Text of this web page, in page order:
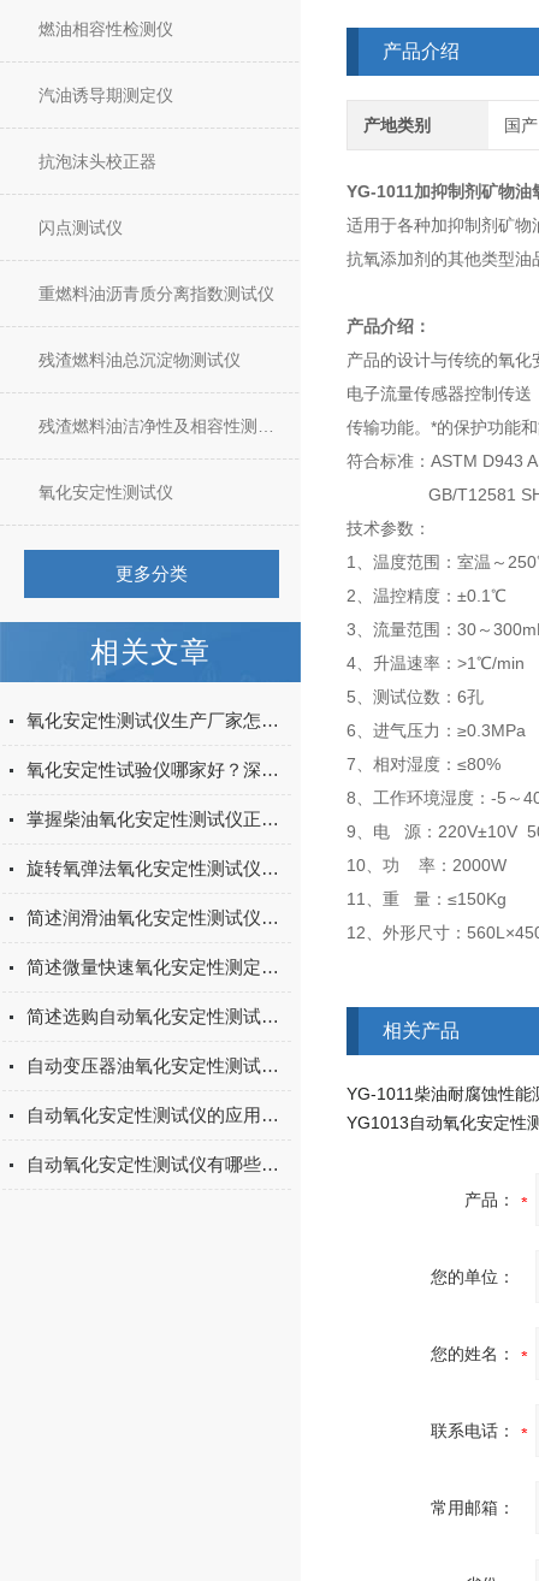
燃油相容性检测仪
汽油诱导期测定仪
抗泡沫头校正器
闪点测试仪
重燃料油沥青质分离指数测试仪
残渣燃料油总沉淀物测试仪
氧化安定性测试仪
更多分类
相关文章
氧化安定性测试仪生产厂家怎么选？上海阳光科学仪器技术实力与产品解析
氧化安定性试验仪哪家好？深耕油品检测30年，上海阳光科学仪器以品质赢得信赖
掌握柴油氧化安定性测试仪正确使用方法是确保测试结果准确性的关键
旋转氧弹法氧化安定性测试仪的常见问题相应解决方法分享
简述润滑油氧化安定性测试仪常见问题的解决方法
简述微量快速氧化安定性测定仪的常见问题相应解决方法
简述选购自动氧化安定性测试仪时所需要考虑的关键因素
自动变压器油氧化安定性测试仪在燃料油质量检测中的应用
自动氧化安定性测试仪的应用及功能讲述
自动氧化安定性测试仪有哪些优点？
产品介绍
产地类别 国产
YG-1011加抑制剂矿物油
适用于各种加抑制剂矿
抗氧添加剂的其他类型油
产品介绍：
产品的设计与传统的氧
电子流量传感器控制传
传输功能。*的保护功能
符合标准：ASTM D943
GB/T12581 SH/
技术参数：
1、温度范围：室温～
2、温控精度：±0.1℃
3、流量范围：30～
4、升温速率：>1℃/min
5、测试位数：6孔
6、进气压力：≥0.3MPa
7、相对湿度：≤80%
8、工作环境湿度：-5～
9、电 源：220V±10V
10、功 率：
11、重 量：
12、外形尺寸：
相关产品
YG-1011柴油耐腐蚀性能
YG1013自动氧化安定性
产品：
您的单位：
您的姓名：
联系电话：
常用邮箱：